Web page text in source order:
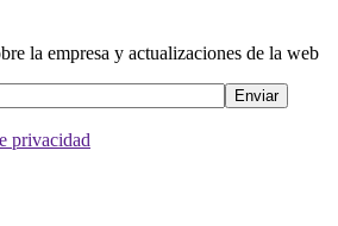
la empresa y actualizaciones de la web
privacidad